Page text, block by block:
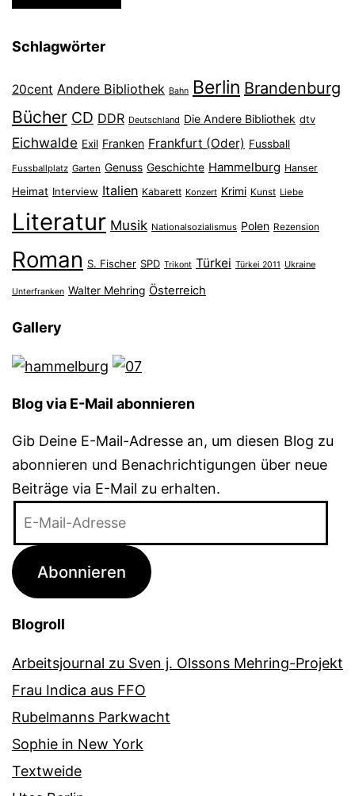
Schlagwörter
20cent Andere Bibliothek Bahn Berlin Brandenburg
Bücher CD DDR Deutschland Die Andere Bibliothek dtv
Eichwalde Exil Franken Frankfurt (Oder) Fussball
Fussballplatz Garten Genuss Geschichte Hammelburg Hanser
Heimat Interview Italien Kabarett Konzert Krimi Kunst Liebe
Literatur Musik Nationalsozialismus Polen Rezension
Roman S. Fischer SPD Trikont Türkei Türkei 2011 Ukraine
Unterfranken Walter Mehring Österreich
Gallery
Blog via E-Mail abonnieren
Gib Deine E-Mail-Adresse an, um diesen Blog zu
abonnieren und Benachrichtigungen über neue
Beiträge via E-Mail zu erhalten.
Adresse
Abonnieren
Blogroll
Arbeitsjournal zu Sven j. Olssons Mehring-Projekt
Frau Indica aus FFO
Rubelmanns Parkwacht
Sophie in New York
Textweide